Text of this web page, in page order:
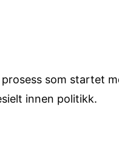
som startet
innen politikk.